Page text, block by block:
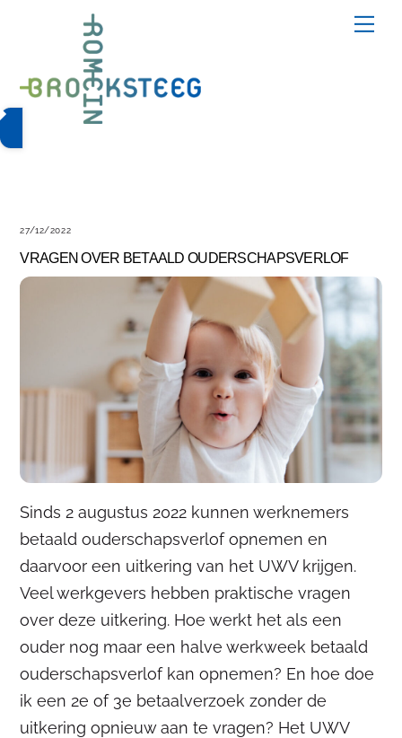
27/12/2022
VRAGEN OVER BETAALD OUDERSCHAPSVERLOF
Sinds 2 augustus 2022 kunnen werknemers
betaald ouderschapsverlof opnemen en
daarvoor een uitkering van het UWV krijgen.
Veel werkgevers hebben praktische vragen
over deze uitkering. Hoe werkt het als een
ouder nog maar een halve werkweek betaald
ouderschapsverlof kan opnemen? En hoe doe
ik een 2e of 3e betaalverzoek zonder de
uitkering opnieuw aan te vragen? Het UWV